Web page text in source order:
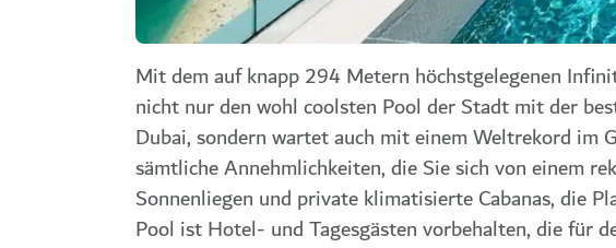
Mit dem auf knapp 294 Metern höchstgelegenen
nicht nur den wohl coolsten Pool der Stadt mit der
Dubai, sondern wartet auch mit einem Weltrekord im
sämtliche Annehmlichkeiten, die Sie sich von einem
Sonnenliegen und private klimatisierte Cabanas, die
Pool ist Hotel- und Tagesgästen vorbehalten, die für